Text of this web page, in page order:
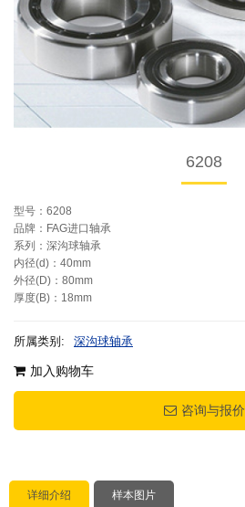
6208
型号：6208
品牌：FAG进口轴承
系列：深沟球轴承
内径(d)：40mm
外径(D)：80mm
厚度(B)：18mm
所属类别: 深沟球轴承
加入购物车
咨询与报价
详细介绍 样本图片